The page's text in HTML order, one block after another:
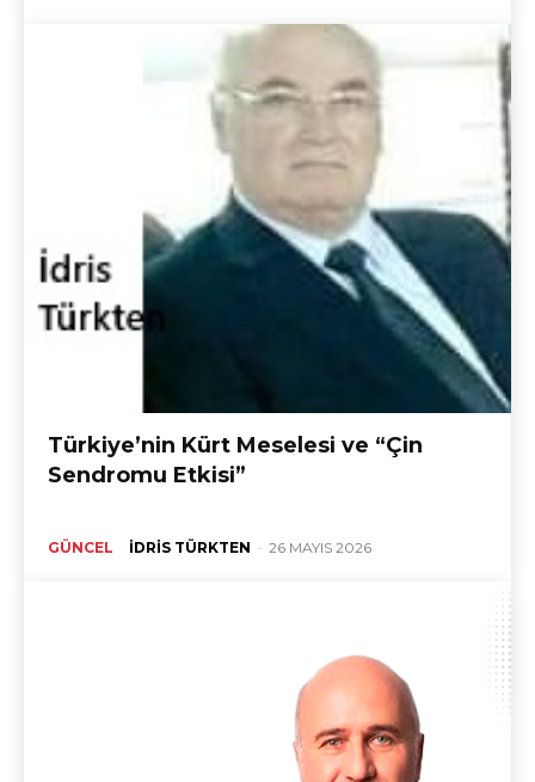
Türkiye’nin Kürt Meselesi ve “Çin
Sendromu Etkisi”
GÜNCEL İDRIS TÜRKTEN - 26 MAYIS 2026